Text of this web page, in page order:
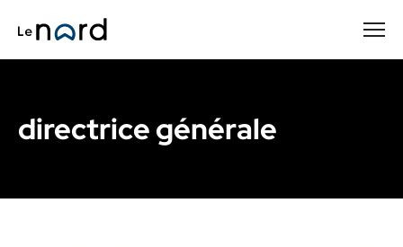
directrice générale